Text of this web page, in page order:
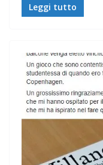
Leggi tutto